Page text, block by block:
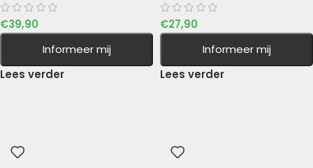
€39,90
Informeer mij
Lees verder
€27,90
Informeer mij
Lees verder